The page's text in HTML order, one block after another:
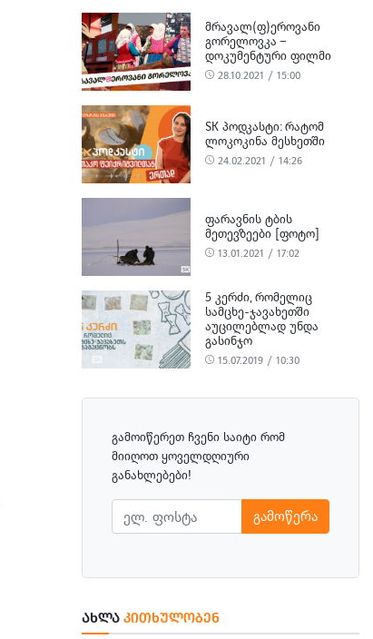
ᲛᲠᲐᲕᲐᲚ(Ფ)ᲔᲠᲝᲕᲐᲜᲘ
ᲒᲝᲠᲔᲚᲝᲕᲙᲐ –
ᲓᲝᲙᲣᲛᲔᲜᲢᲣᲠᲘ ᲤᲘᲚᲛᲘ
28.10.2021 / 15:00
SK ᲞᲝᲓᲙᲐᲡᲢᲘ: ᲠᲐᲢᲝᲛ
ᲚᲝᲙᲝᲙᲘᲜᲐ ᲛᲔᲡᲮᲔᲗᲨᲘ
24.02.2021 / 14:26
ᲤᲐᲠᲐᲕᲜᲘᲡ ᲢᲑᲘᲡ
ᲛᲔᲗᲔᲕᲖᲔᲔᲑᲘ [ᲤᲝᲢᲝ]
13.01.2021 / 17:02
5 ᲙᲔᲠᲫᲘ, ᲠᲝᲛᲔᲚᲘᲪ
ᲡᲐᲛᲪᲮᲔ-ᲯᲐᲕᲐᲮᲔᲗᲨᲘ
ᲐᲣᲪᲘᲚᲔᲑᲚᲐᲓ ᲣᲜᲓᲐ
ᲒᲐᲡᲘᲜᲯᲝ
15.07.2019 / 10:30
გამოიწერეთ ჩვენი საიტი რომ
მიიღოთ ყოველდღიური
განახლებები!
გამოწერა
ᲐᲮᲚᲐᲙᲘᲗᲮᲣᲚᲝᲑᲔᲜ